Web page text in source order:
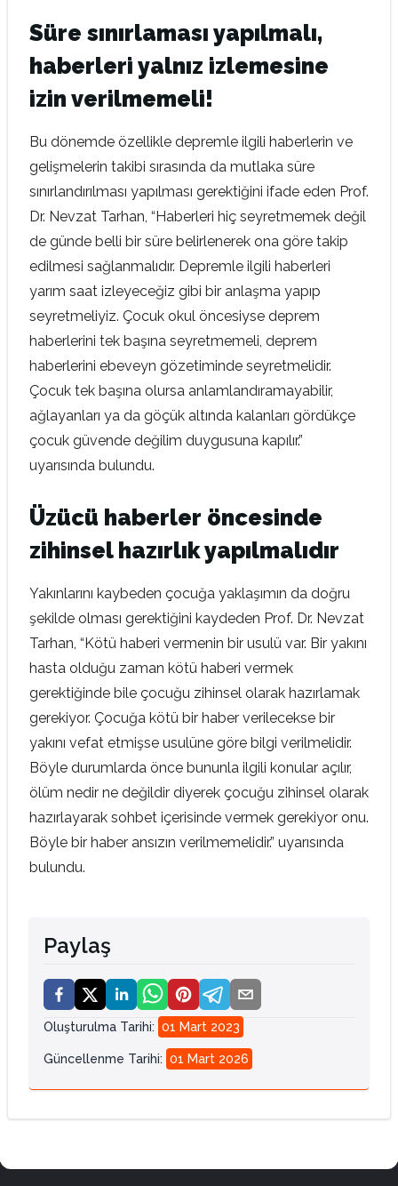
Süre sınırlaması yapılmalı,
haberleri yalnız izlemesine
izin verilmemeli!
Bu dönemde özellikle depremle ilgili haberlerin ve
gelişmelerin takibi sırasında da mutlaka süre
sınırlandırılması yapılması gerektiğini ifade eden Prof.
Dr. Nevzat Tarhan, “Haberleri hiç seyretmemek değil
de günde belli bir süre belirlenerek ona göre takip
edilmesi sağlanmalıdır. Depremle ilgili haberleri
yarım saat izleyeceğiz gibi bir anlaşma yapıp
seyretmeliyiz. Çocuk okul öncesiyse deprem
haberlerini tek başına seyretmemeli, deprem
haberlerini ebeveyn gözetiminde seyretmelidir.
Çocuk tek başına olursa anlamlandıramayabilir,
ağlayanları ya da göçük altında kalanları gördükçe
çocuk güvende değilim duygusuna kapılır.”
uyarısında bulundu.
Üzücü haberler öncesinde
zihinsel hazırlık yapılmalıdır
Yakınlarını kaybeden çocuğa yaklaşımın da doğru
şekilde olması gerektiğini kaydeden Prof. Dr. Nevzat
Tarhan, “Kötü haberi vermenin bir usulü var. Bir yakını
hasta olduğu zaman kötü haberi vermek
gerektiğinde bile çocuğu zihinsel olarak hazırlamak
gerekiyor. Çocuğa kötü bir haber verilecekse bir
yakını vefat etmişse usulüne göre bilgi verilmelidir.
Böyle durumlarda önce bununla ilgili konular açılır,
ölüm nedir ne değildir diyerek çocuğu zihinsel olarak
hazırlayarak sohbet içerisinde vermek gerekiyor onu.
Böyle bir haber ansızın verilmemelidir.” uyarısında
bulundu.
Paylaş
Oluşturulma Tarihi: 01 Mart 2023
Güncellenme Tarihi: 01 Mart 2026